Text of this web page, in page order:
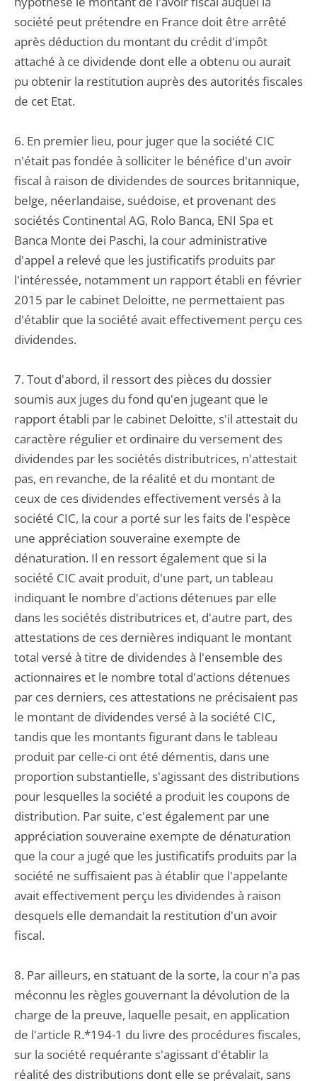
société peut prétendre en France doit être arrêté
après déduction du montant du crédit d'impôt
attaché à ce dividende dont elle a obtenu ou aurait
pu obtenir la restitution auprès des autorités fiscales
de cet Etat.
6. En premier lieu, pour juger que la société CIC
n'était pas fondée à solliciter le bénéfice d'un avoir
fiscal à raison de dividendes de sources britannique,
belge, néerlandaise, suédoise, et provenant des
sociétés Continental AG, Rolo Banca, ENI Spa et
Banca Monte dei Paschi, la cour administrative
d'appel a relevé que les justificatifs produits par
l'intéressée, notamment un rapport établi en février
2015 par le cabinet Deloitte, ne permettaient pas
d'établir que la société avait effectivement perçu ces
dividendes.
7. Tout d'abord, il ressort des pièces du dossier
soumis aux juges du fond qu'en jugeant que le
rapport établi par le cabinet Deloitte, s'il attestait du
caractère régulier et ordinaire du versement des
dividendes par les sociétés distributrices, n'attestait
pas, en revanche, de la réalité et du montant de
ceux de ces dividendes effectivement versés à la
société CIC, la cour a porté sur les faits de l'espèce
une appréciation souveraine exempte de
dénaturation. Il en ressort également que si la
société CIC avait produit, d'une part, un tableau
indiquant le nombre d'actions détenues par elle
dans les sociétés distributrices et, d'autre part, des
attestations de ces dernières indiquant le montant
total versé à titre de dividendes à l'ensemble des
actionnaires et le nombre total d'actions détenues
par ces derniers, ces attestations ne précisaient pas
le montant de dividendes versé à la société CIC,
tandis que les montants figurant dans le tableau
produit par celle-ci ont été démentis, dans une
proportion substantielle, s'agissant des distributions
pour lesquelles la société a produit les coupons de
distribution. Par suite, c'est également par une
appréciation souveraine exempte de dénaturation
que la cour a jugé que les justificatifs produits par la
société ne suffisaient pas à établir que l'appelante
avait effectivement perçu les dividendes à raison
desquels elle demandait la restitution d'un avoir
fiscal.
8. Par ailleurs, en statuant de la sorte, la cour n'a pas
méconnu les règles gouvernant la dévolution de la
charge de la preuve, laquelle pesait, en application
de l'article R.*194-1 du livre des procédures fiscales,
sur la société requérante s'agissant d'établir la
réalité des distributions dont elle se prévalait, sans